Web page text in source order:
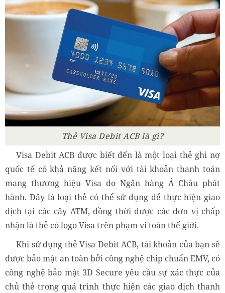
Thẻ Visa Debit ACB là gì?
Visa Debit ACB được biết đến là một loại thẻ ghi nợ
quốc tế có khả năng kết nối với tài khoản thanh toán
mang thương hiệu Visa do Ngân hàng Á Châu phát
hành. Đây là loại thẻ có thể sử dụng để thực hiện giao
dịch tại các cây ATM, đồng thời được các đơn vị chấp
nhận là thẻ có logo Visa trên phạm vi toàn thế giới.
Khi sử dụng thẻ Visa Debit ACB, tài khoản của bạn sẽ
được bảo mật an toàn bởi công nghệ chip chuẩn EMV, có
công nghệ bảo mật 3D Secure yêu cầu sự xác thực của
chủ thẻ trong quá trình thực hiện các giao dịch thanh